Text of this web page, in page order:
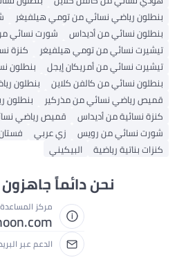
بنطلون رياضي نسائي من تومي هيلفيغر
بنطلون نسائي من أديداس
شورت نسائي من
تيشيرت نسائي من تومي هيلفيغر
كنزة
تيشيرت نسائي من أمريكان إيجل
بنطلون
بنطلون نسائي من كالفن كلاين
بنطلون
قميص رياضي نسائي من مذركير
بنطلون
كنزة نسائية من أديداس
قميص رياضي
شورت نسائي من رويس
زي عربي
كنزات بناتية رياضية
البيكيني
نحن دائماً
مركز المساعدة
الدعم عبر